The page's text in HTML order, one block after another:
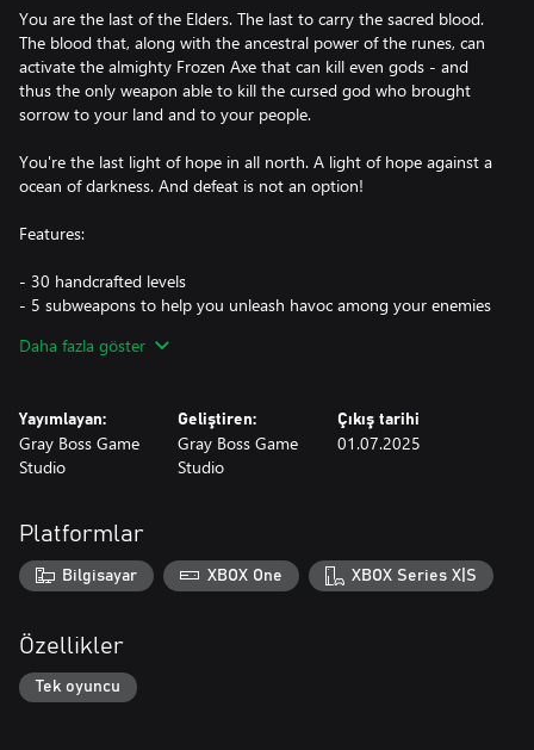
You are the last of the Elders. The last to carry the sacred blood.
The blood that, along with the ancestral power of the runes, can
activate the almighty Frozen Axe that can kill even gods - and
thus the only weapon able to kill the cursed god who brought
sorrow to your land and to your people.
You're the last light of hope in all north. A light of hope against a
ocean of darkness. And defeat is not an option!
Features:
- 30 handcrafted levels
- 5 subweapons to help you unleash havoc among your enemies
- 3 different world scenarios to traverse on your journey
Daha fazla göster
Yayımlayan:
Gray Boss Game
Studio
Geliştiren:
Gray Boss Game
Studio
Çıkış tarihi
01.07.2025
Platformlar
Bilgisayar XBOX One XBOX Series X|S
Özellikler
Tek oyuncu